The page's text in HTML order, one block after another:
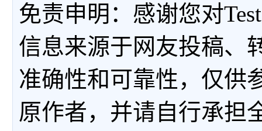
免责申明：感谢您对
信息来源于网友投稿、
准确性和可靠性，仅供
原作者，并请自行承担